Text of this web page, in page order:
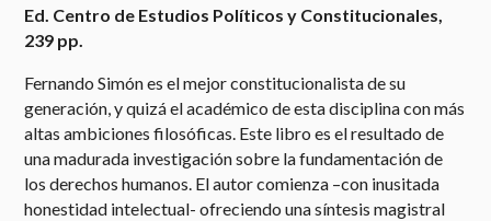
Ed. Centro de Estudios Políticos y Constitucionales,
239 pp.
Fernando Simón es el mejor constitucionalista de su
generación, y quizá el académico de esta disciplina con más
altas ambiciones filosóficas. Este libro es el resultado de
una madurada investigación sobre la fundamentación de
los derechos humanos. El autor comienza –con inusitada
honestidad intelectual- ofreciendo una síntesis magistral